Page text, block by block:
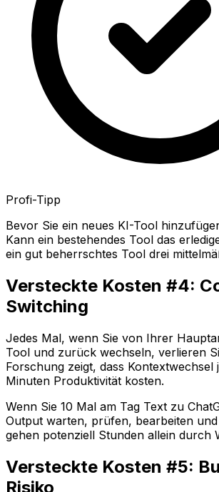
Profi-Tipp
Bevor Sie ein neues KI-Tool
Kann ein bestehendes Tool das
ein gut beherrschtes Tool drei
Versteckte Kosten #4:
Switching
Jedes Mal, wenn Sie von Ihrer
Tool und zurück wechseln, verlieren
Forschung zeigt, dass Kontextwechsel
Minuten Produktivität kosten.
Wenn Sie 10 Mal am Tag Text zu
Output warten, prüfen, bearbeiten
gehen potenziell Stunden allein durch
Versteckte Kosten #5:
Risiko